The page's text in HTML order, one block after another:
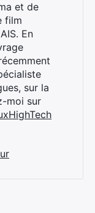
et de
film
En
sur la
moi sur